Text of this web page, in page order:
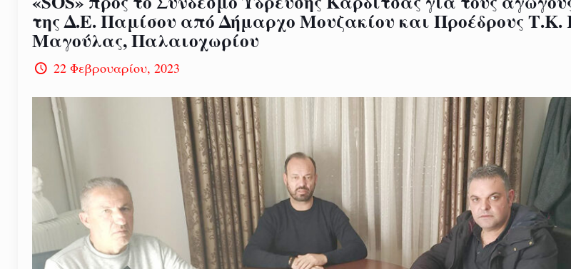
της Δ.Ε. Παμίσου από Δήμαρχο Μουζακίου και Προέδρους Τ.Κ.
Μαγούλας, Παλαιοχωρίου
22 Φεβρουαρίου, 2023